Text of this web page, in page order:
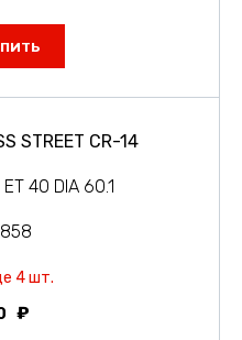
STREET CR-14
40 DIA 60.1
4 шт.